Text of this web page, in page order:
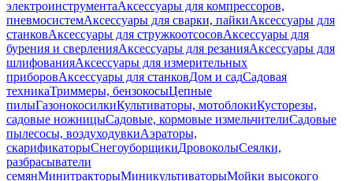
электроинструментаАксессуары для компрессоров,
пневмосистемАксессуары для сварки, пайкиАксессуары для
станковАксессуары для стружкоотсосовАксессуары для
бурения и сверленияАксессуары для резанияАксессуары для
шлифованияАксессуары для измерительных
приборовАксессуары для станковДом и садСадовая
техникаТриммеры, бензокосыЦепные
пилыГазонокосилкиКультиваторы, мотоблокиКусторезы,
садовые ножницыСадовые, кормовые измельчителиСадовые
пылесосы, воздуходувкиАэраторы,
скарификаторыСнегоуборщикиДровоколыСеялки,
разбрасыватели
семянМинитракторыМиникультиваторыМойки высокого